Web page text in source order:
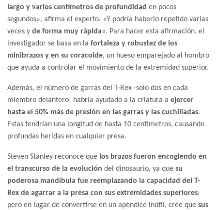
largo y varios centímetros de profundidad en pocos
segundos», afirma el experto. «Y podría haberlo repetido varias
veces y de forma muy rápida«. Para hacer esta afirmación, el
investigador se basa en la fortaleza y robustez de los
minibrazos y en su coracoide, un hueso emparejado al hombro
que ayuda a controlar el movimiento de la extremidad superior.
Además, el número de garras del T-Rex -solo dos en cada
miembro delantero- habría ayudado a la criatura a ejercer
hasta el 50% más de presión en las garras y las cuchilladas.
Estas tendrían una longitud de hasta 10 centímetros, causando
profundas heridas en cualquier presa.
Steven Stanley reconoce que los brazos fueron encogiendo en
el transcurso de la evolución del dinosaurio, ya que su
poderosa mandíbula fue reemplazando la capacidad del T-
Rex de agarrar a la presa con sus extremidades superiores;
pero en lugar de convertirse en un apéndice inútil, cree que sus